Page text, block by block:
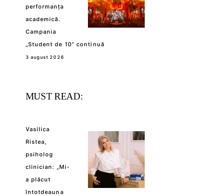
performanța
academică.
Campania
„Student de 10” continuă
3 august 2026
MUST READ:
Vasilica
Ristea,
psiholog
clinician: „Mi-
a plăcut
întotdeauna